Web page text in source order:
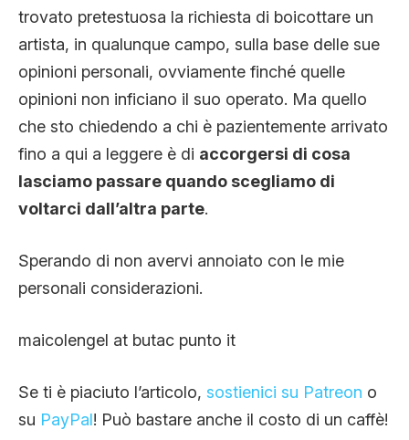
trovato pretestuosa la richiesta di boicottare un
artista, in qualunque campo, sulla base delle sue
opinioni personali, ovviamente finché quelle
opinioni non inficiano il suo operato. Ma quello
che sto chiedendo a chi è pazientemente arrivato
fino a qui a leggere è di accorgersi di cosa
lasciamo passare quando scegliamo di
voltarci dall’altra parte.
Sperando di non avervi annoiato con le mie
personali considerazioni.
maicolengel at butac punto it
Se ti è piaciuto l’articolo, sostienici su Patreon o
su PayPal! Può bastare anche il costo di un caffè!